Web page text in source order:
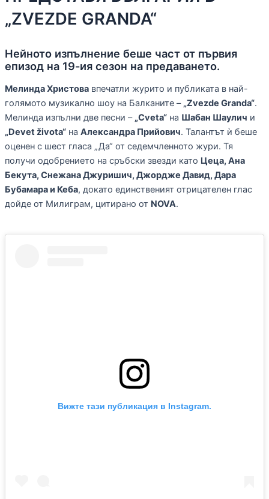
„ZVEZDE GRANDA“
Нейното изпълнение беше част от първия
епизод на 19-ия сезон на предаването.
Мелинда Христова впечатли журито и публиката в най-
голямото музикално шоу на Балканите – „Zvezde Granda“.
Мелинда изпълни две песни – „Cveta“ на Шабан Шаулич и
„Devet života“ на Александра Прийович. Талантът ѝ беше
оценен с шест гласа „Да“ от седемчленното жури. Тя
получи одобрението на сръбски звезди като Цеца, Ана
Бекута, Снежана Джуришич, Джордже Давид, Дара
Бубамара и Кеба, докато единственият отрицателен глас
дойде от Милиграм, цитирано от NOVA.
Вижте тази публикация в Instagram.